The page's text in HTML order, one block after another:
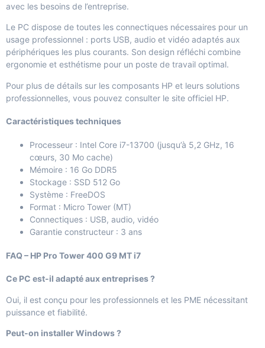
avec les besoins de l’entreprise.
Le PC dispose de toutes les connectiques nécessaires pour un
usage professionnel : ports USB, audio et vidéo adaptés aux
périphériques les plus courants. Son design réfléchi combine
ergonomie et esthétisme pour un poste de travail optimal.
Pour plus de détails sur les composants HP et leurs solutions
professionnelles, vous pouvez consulter le site officiel HP.
Caractéristiques techniques
Processeur : Intel Core i7-13700 (jusqu’à 5,2 GHz, 16
cœurs, 30 Mo cache)
Mémoire : 16 Go DDR5
Stockage : SSD 512 Go
Système : FreeDOS
Format : Micro Tower (MT)
Connectiques : USB, audio, vidéo
Garantie constructeur : 3 ans
FAQ – HP Pro Tower 400 G9 MT i7
Ce PC est-il adapté aux entreprises ?
Oui, il est conçu pour les professionnels et les PME nécessitant
puissance et fiabilité.
Peut-on installer Windows ?